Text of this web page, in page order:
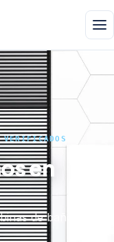
en
de baño en